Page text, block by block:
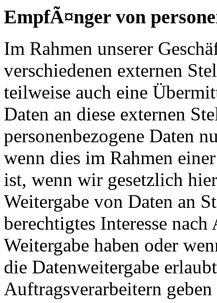
EmpfÃ¤nger von
Im Rahmen unserer
verschiedenen externen
teilweise auch eine
Daten an diese externen
personenbezogene Daten
wenn dies im Rahmen
ist, wenn wir gesetzlich
Weitergabe von Daten an
berechtigtes Interesse
Weitergabe haben oder
die Datenweitergabe
Auftragsverarbeitern